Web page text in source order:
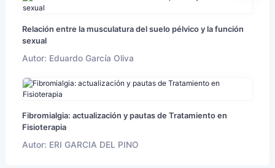
Relación entre la musculatura del suelo pélvico y la función
sexual
Autor: Eduardo García Oliva
Fibromialgia: actualización y pautas de Tratamiento en
Fisioterapia
Autor: ERI GARCIA DEL PINO